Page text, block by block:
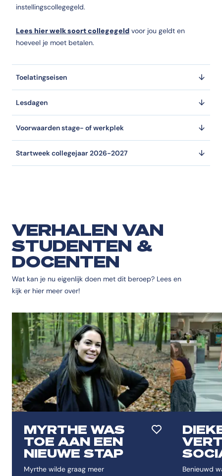
instellingscollegegeld.
Lees hier welk soort collegegeld voor jou geldt en
hoeveel je moet betalen.
Toelatingseisen
Lesdagen
Voorwaarden stage- of werkplek
Startweek collegejaar 2026-2027
VERHALEN VAN
STUDENTEN &
DOCENTEN
Wat kan je nu eigenlijk doen met dit beroep? Lees en
kijk er hier meer over!
MYRTHE WAS
TOE AAN EEN
NIEUWE STAP
Myrthe wilde graag meer
Toevoegen aan
Benieuwd